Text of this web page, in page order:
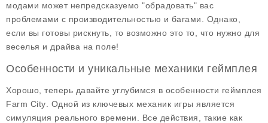
модами может непредсказуемо "обрадовать" вас
проблемами с производительностью и багами. Однако,
если вы готовы рискнуть, то возможно это то, что нужно для
веселья и драйва на поле!
Особенности и уникальные механики геймплея
Хорошо, теперь давайте углубимся в особенности геймплея
Farm City . Одной из ключевых механик игры является
симуляция реального времени. Все действия, такие как